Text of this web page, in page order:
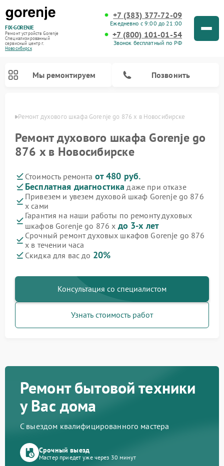
FIX-GORENJE
Ремонт устройств Gorenje
Специализированный
cервисный центр г.
Новосибирск
+7 (383) 377-72-09
Ежедневно с 9:00 до 21:00
+7 (800) 101-01-54
Звонок бесплатный по РФ
Мы ремонтируем Позвонить
Ремонт духового шкафа Gorenje go 876 x в Новосибирске
Ремонт духового шкафа Gorenje go
876 x в Новосибирске
Стоимость ремонта от 480 руб.
Бесплатная диагностика даже при отказе
Привезем и увезем духовой шкаф Gorenje go 876
x сами
Гарантия на наши работы по ремонту духовых
шкафов Gorenje go 876 x до 3-х лет
Срочный ремонт духовых шкафов Gorenje go 876
x в течении часа
Скидка для вас до 20%
Консультация со специалистом
Узнать стоимость работ
Ремонт бытовой техники
у Вас дома
С выездом квалифицированного мастера
Срочный выезд
Мастер приедет уже через 30 минут